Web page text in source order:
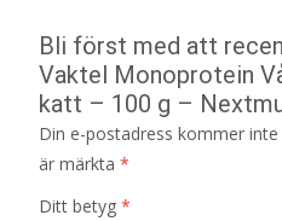
Bli först med att
Vaktel Monoprotein
katt – 100 g –
Din e-postadress kommer inte
är märkta *
Ditt betyg *